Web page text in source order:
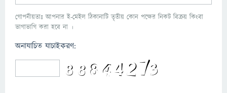
গোপনীয়তাঃ আপনার ই-মেইল ঠিকানাটি তৃতীয় কোন পক্ষের নিকট বিক্রয় কিংবা
ভাগাভাগি করা হবে না ।
অনাযাচিত যাচাইকরণ: